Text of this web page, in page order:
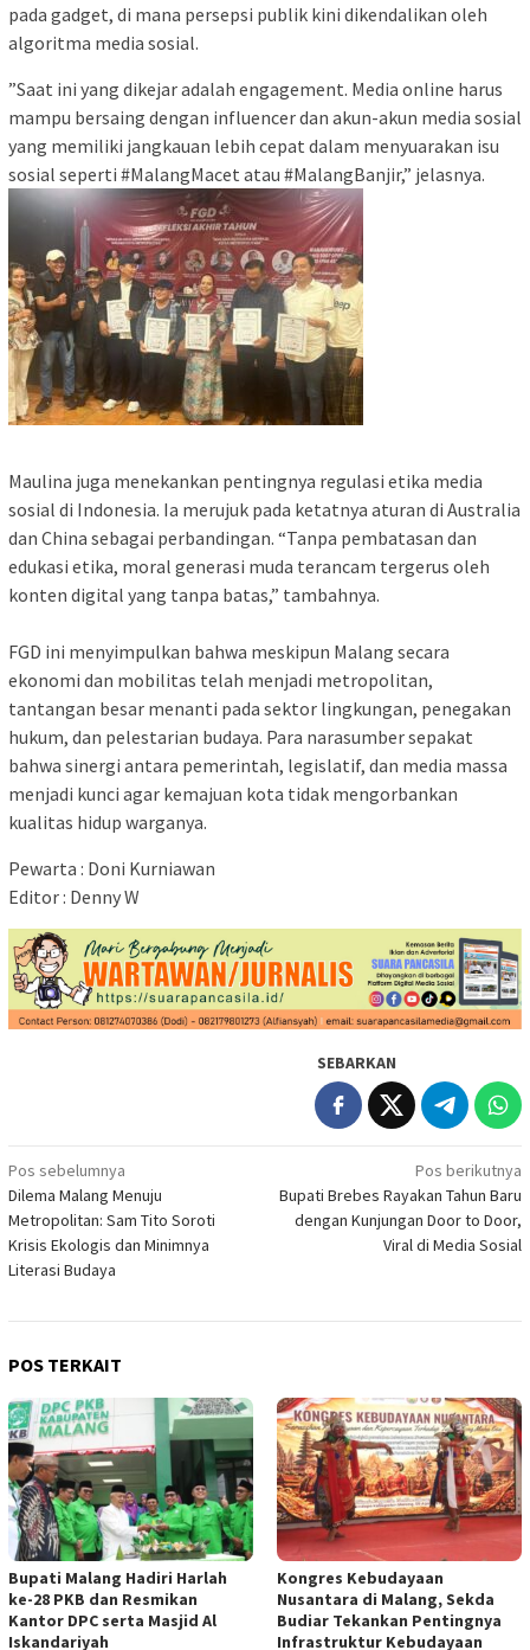
pada gadget, di mana persepsi publik kini dikendalikan oleh
algoritma media sosial.
​”Saat ini yang dikejar adalah engagement. Media online harus
mampu bersaing dengan influencer dan akun-akun media sosial
yang memiliki jangkauan lebih cepat dalam menyuarakan isu
sosial seperti #MalangMacet atau #MalangBanjir,” jelasnya.
​Maulina juga menekankan pentingnya regulasi etika media
sosial di Indonesia. Ia merujuk pada ketatnya aturan di Australia
dan China sebagai perbandingan. “Tanpa pembatasan dan
edukasi etika, moral generasi muda terancam tergerus oleh
konten digital yang tanpa batas,” tambahnya.
​FGD ini menyimpulkan bahwa meskipun Malang secara
ekonomi dan mobilitas telah menjadi metropolitan,
tantangan besar menanti pada sektor lingkungan, penegakan
hukum, dan pelestarian budaya. Para narasumber sepakat
bahwa sinergi antara pemerintah, legislatif, dan media massa
menjadi kunci agar kemajuan kota tidak mengorbankan
kualitas hidup warganya.
Pewarta : Doni Kurniawan
Editor : Denny W
SEBARKAN
Navigasi
pos
Pos sebelumnya
Dilema Malang Menuju
Metropolitan: Sam Tito Soroti
Krisis Ekologis dan Minimnya
Literasi Budaya
Pos berikutnya
Bupati Brebes Rayakan Tahun Baru
dengan Kunjungan Door to Door,
Viral di Media Sosial
POS TERKAIT
Bupati Malang Hadiri Harlah
ke-28 PKB dan Resmikan
Kantor DPC serta Masjid Al
Iskandariyah
Kongres Kebudayaan
Nusantara di Malang, Sekda
Budiar Tekankan Pentingnya
Infrastruktur Kebudayaan